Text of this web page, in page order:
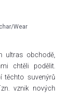
Wear
ultras obchodě,
chtěli podělit.
těchto suvenýrů
vznik nových